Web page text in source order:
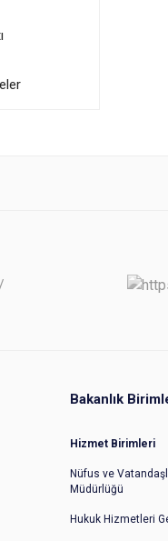
Bakanlık
Hizmet Birimleri
Nüfus ve
Müdürlüğü
Hukuk Hizmetleri